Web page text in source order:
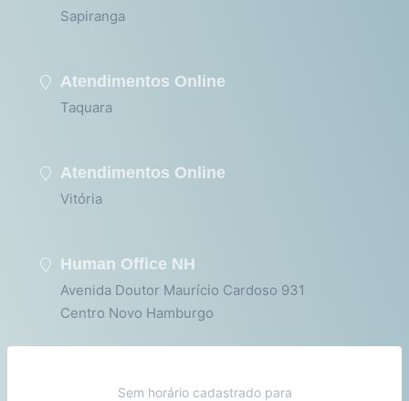
Sapiranga
Atendimentos Online
Taquara
Atendimentos Online
Vitória
Human Office NH
Avenida Doutor Maurício Cardoso 931
Centro Novo Hamburgo
Sem horário cadastrado para